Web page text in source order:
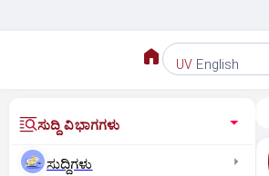
UV English
ಸುದ್ದಿ ವಿಭಾಗಗಳು
ಸುದ್ದಿಗಳು